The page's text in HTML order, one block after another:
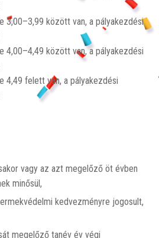
3,00–3,99 között van, a pályakezdési
4,00–4,49 között van, a pályakezdési
4,49 felett van, a pályakezdési
vagy az azt megelőző öt évben
minősül,
kedvezményre jogosult,
megelőző tanév év végi